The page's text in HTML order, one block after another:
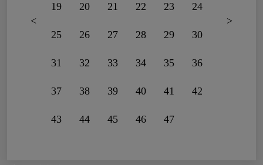
<
19 20 21 22 23 24
25 26 27 28 29 30
31 32 33 34 35 36
37 38 39 40 41 42
43 44 45 46 47
>